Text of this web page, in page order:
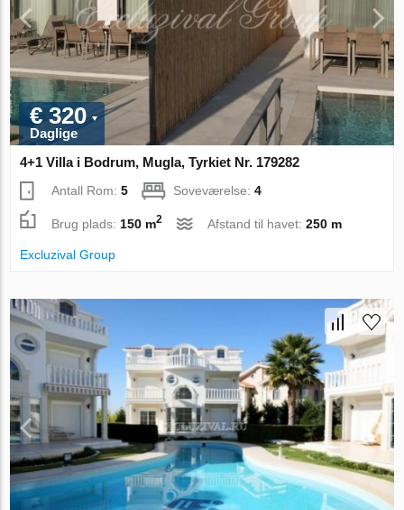
€ 320
Daglige
4+1 Villa i Bodrum, Mugla, Tyrkiet Nr. 179282
Antall Rom:5 Soveværelse:4
Brug plads: 150 m2 Afstand til havet:250 m
Excluzival Group